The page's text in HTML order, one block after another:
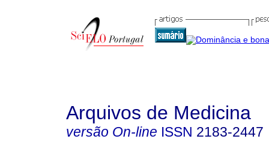
Arquivos de Medicina
versão On-line ISSN 2183-2447